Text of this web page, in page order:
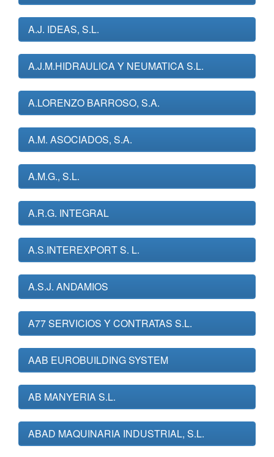
A.J. IDEAS, S.L.
A.J.M.HIDRAULICA Y NEUMATICA S.L.
A.LORENZO BARROSO, S.A.
A.M. ASOCIADOS, S.A.
A.M.G., S.L.
A.R.G. INTEGRAL
A.S.INTEREXPORT S. L.
A.S.J. ANDAMIOS
A77 SERVICIOS Y CONTRATAS S.L.
AAB EUROBUILDING SYSTEM
AB MANYERIA S.L.
ABAD MAQUINARIA INDUSTRIAL, S.L.